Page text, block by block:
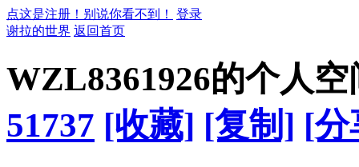
点这是注册！别说你看不到！
登录
谢拉的世界 返回首页
WZL8361926的个人空
51737 [收藏] [复制] [分